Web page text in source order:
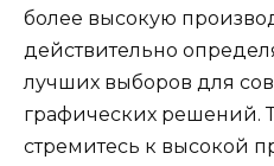
более высокую
действительно
лучших выборов для
графических решений.
стремитесь к высокой